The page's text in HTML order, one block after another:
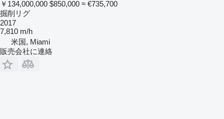
￥134,000,000 $850,000 ≈ €735,700
掘削リグ
2017
7,810 m/h
米国, Miami
販売会社に連絡